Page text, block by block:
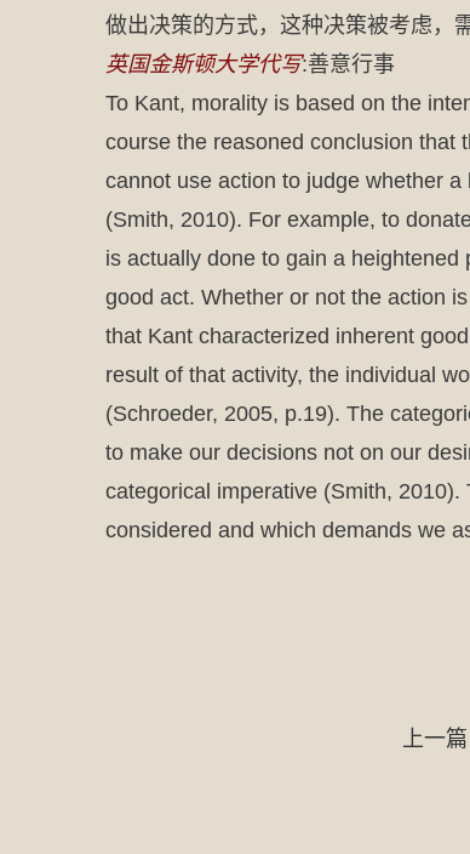
做出决策的方式，这种决策被考虑，
英国金斯顿大学代写:善意行事
To Kant, morality is based on the
course the reasoned conclusion that
cannot use action to judge whether
(Smith, 2010). For example, to
is actually done to gain a
good act. Whether or not the action
that Kant characterized inherent
result of that activity, the individual
(Schroeder, 2005, p.19). The
to make our decisions not on our
categorical imperative (Smith,
considered and which demands we
上一篇